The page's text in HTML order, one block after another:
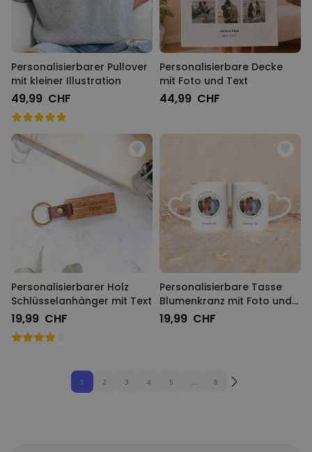
Personalisierbarer Pullover
mit kleiner Illustration
49,99 CHF
Personalisierbare Decke
mit Foto und Text
44,99 CHF
Personalisierbarer Holz
Schlüsselanhänger mit Text
19,99 CHF
Personalisierbare Tasse
Blumenkranz mit Foto und
Text
19,99 CHF
1 2 3 4 5 ... 8